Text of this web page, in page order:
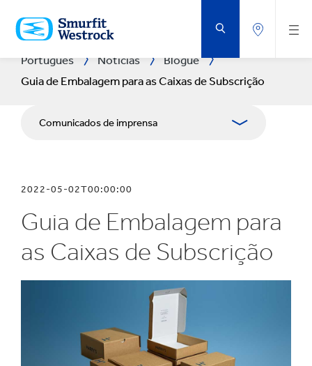
AO
CONTEÚDO
PRINCIPAL
Português Notícias
Blogue
Guia de Embalagem para as Caixas de Subscrição
Comunicados de imprensa
Recursos para comunicação social
2022-05-02T00:00:00
Guia de Embalagem para
as Caixas de Subscrição